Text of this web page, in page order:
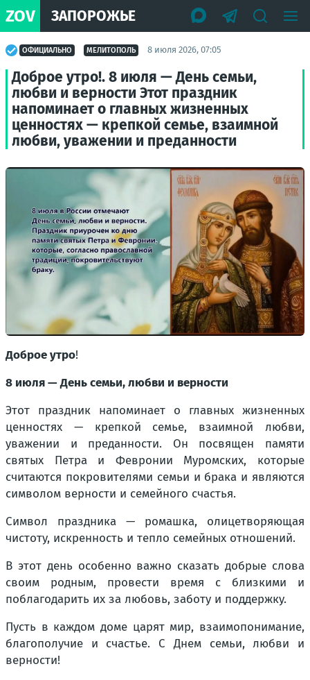
ZOV ЗАПОРОЖЬЕ
ОФИЦИАЛЬНО МЕЛИТОПОЛЬ 8 июля 2026, 07:05
Доброе утро!. 8 июля — День семьи,
любви и верности Этот праздник
напоминает о главных жизненных
ценностях — крепкой семье, взаимной
любви, уважении и преданности
Доброе утро!
8 июля — День семьи, любви и верности
Этот праздник напоминает о главных жизненных
ценностях — крепкой семье, взаимной любви,
уважении и преданности. Он посвящен памяти
святых Петра и Февронии Муромских, которые
считаются покровителями семьи и брака и являются
символом верности и семейного счастья.
Символ праздника — ромашка, олицетворяющая
чистоту, искренность и тепло семейных отношений.
В этот день особенно важно сказать добрые слова
своим родным, провести время с близкими и
поблагодарить их за любовь, заботу и поддержку.
Пусть в каждом доме царят мир, взаимопонимание,
благополучие и счастье. С Днем семьи, любви и
верности!